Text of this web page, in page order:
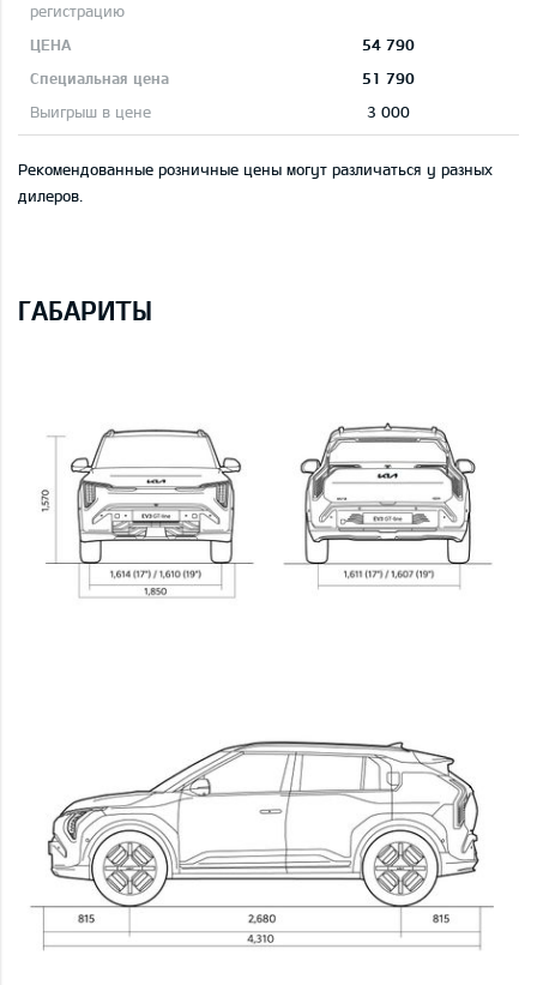
54 790
51 790
3 000
Рекомендованные розничные цены могут различаться у разных
дилеров.
ГАБАРИТЫ